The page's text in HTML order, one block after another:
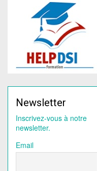
Newsletter
Inscrivez-vous à notre
newsletter.
Email